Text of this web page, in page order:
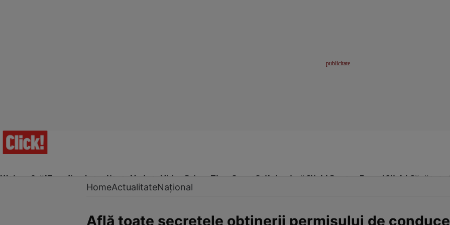
Ultima Oră!Trending Actualitate Vedete Video Prime Time SportStil de viațăClick! Pentru FemeiClick! Sănătate
HomeActualitateNațional
Află toate secretele obţinerii permisului de